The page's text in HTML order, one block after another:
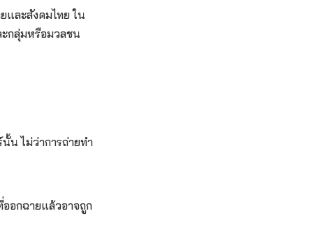
และสังคมไทย ใน
กลุ่มหรือมวลชน
น ไม่ว่าการถ่ายทำ
อกฉายแล้วอาจถูก